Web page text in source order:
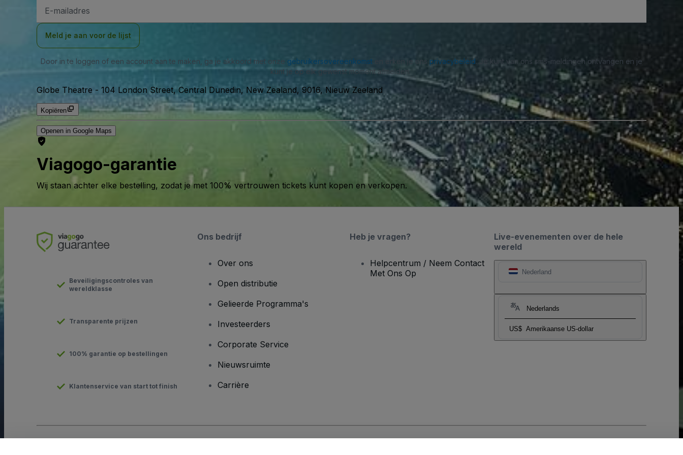
mailadres
Meld je aan voor de lijst
Door in te loggen of een account aan te maken, ga je akkoord met onze gebruikersovereenkomst en erken je ons privacybeleid . Je kunt van ons sms-meldingen ontvangen en je
kunt je op elk gewenst moment afmelden.
Globe Theatre - 104 London Street, Central Dunedin, New Zealand, 9016, Nieuw Zeeland
Kopiëren
Openen in Google Maps
Viagogo-garantie
Wij staan achter elke bestelling, zodat je met 100% vertrouwen tickets kunt kopen en verkopen.
Live-evenementen over de hele
wereld
Nederland
Nederlands
US$ Amerikaanse US-dollar
Beveiligingscontroles van
wereldklasse
Transparente prijzen
100% garantie op bestellingen
Klantenservice van start tot finish
Ons bedrijf
Over ons
Open distributie
Gelieerde Programma's
Investeerders
Corporate Service
Nieuwsruimte
Carrière
Heb je vragen?
Helpcentrum / Neem Contact
Met Ons Op